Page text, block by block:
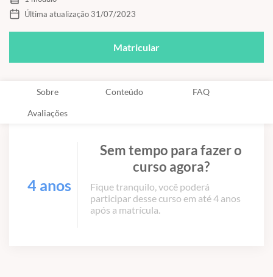
Última atualização 31/07/2023
Matricular
Sobre Conteúdo FAQ
Avaliações
4 anos
Sem tempo para fazer o
curso agora?
Fique tranquilo, você poderá
participar desse curso em até 4 anos
após a matrícula.